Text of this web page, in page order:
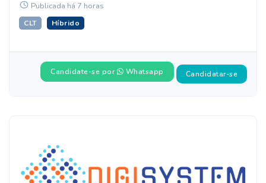
Publicada há 7 horas
CLT Híbrido
Candidate-se por Whatsapp Candidatar-se